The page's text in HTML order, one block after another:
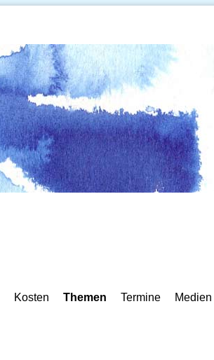
Kosten Themen Termine Medien